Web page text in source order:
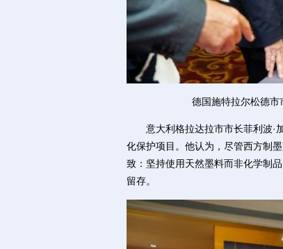
德国施特拉尔松德市
意大利格拉达拉市市长菲利波·加
化保护项目。他认为，尽管西方制
致：坚持使用天然墨料而非化学制
留存。